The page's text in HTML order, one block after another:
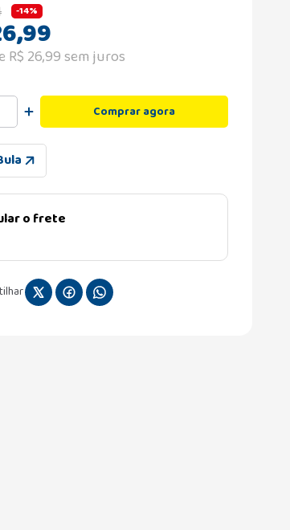
-14%
,99
R$ 26,99sem juros
Comprar agora
o frete